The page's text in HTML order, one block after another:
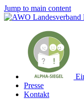
Jump to main content
Presse
Kontakt